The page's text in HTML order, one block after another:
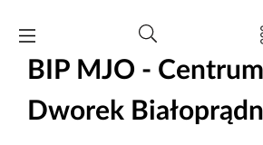
BIP MJO -
Dworek